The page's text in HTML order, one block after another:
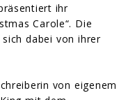
ihr
Carole“. Die
dabei von ihrer
von eigenem